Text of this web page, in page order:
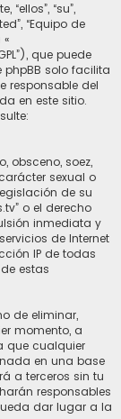
“su”,
“Equipo de
que puede
phpBB solo facilita
responsable del
en este sitio.
obsceno, soez,
sexual o
de su
o el derecho
inmediata y
de Internet
IP de todas
estas
de eliminar,
momento, a
que cualquier
en una base
a terceros sin tu
responsables
dar lugar a la